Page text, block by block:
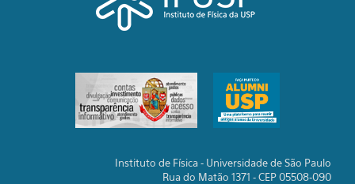
Instituto de Física - Universidade de São Paulo
Rua do Matão 1371 - CEP 05508-090